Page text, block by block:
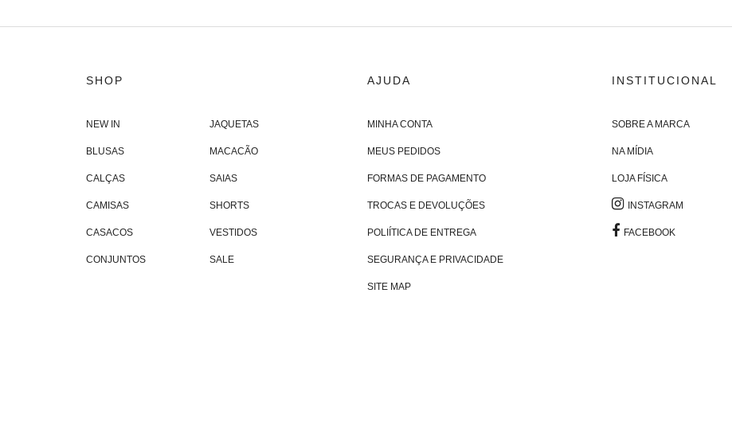
SHOP
NEW IN
BLUSAS
CALÇAS
CAMISAS
CASACOS
CONJUNTOS
JAQUETAS
MACACÃO
SAIAS
SHORTS
VESTIDOS
SALE
AJUDA
MINHA CONTA
MEUS PEDIDOS
FORMAS DE PAGAMENTO
TROCAS E DEVOLUÇÕES
POLIÍTICA DE ENTREGA
SEGURANÇA E PRIVACIDADE
SITE MAP
INSTITUCIONAL
SOBRE A MARCA
NA MÍDIA
LOJA FÍSICA
INSTAGRAM
FACEBOOK